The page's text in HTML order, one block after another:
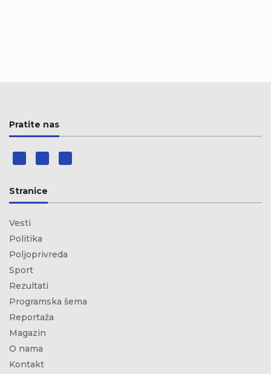
Pratite nas
Stranice
Vesti
Politika
Poljoprivreda
Sport
Rezultati
Programska šema
Reportaža
Magazin
O nama
Kontakt